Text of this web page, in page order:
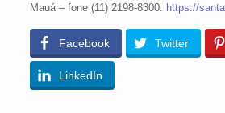
Mauá – fone (11) 2198-8300.
https://
Facebook Twitter
LinkedIn